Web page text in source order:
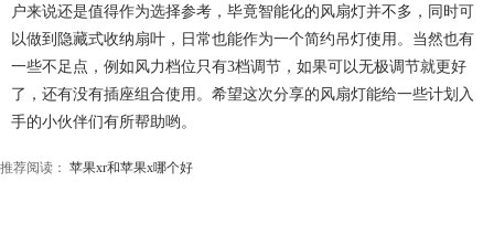
户来说还是值得作为选择参考，毕竟智能化的风扇灯并不多，同时可
以做到隐藏式收纳扇叶，日常也能作为一个简约吊灯使用。当然也有
一些不足点，例如风力档位只有3档调节，如果可以无极调节就更好
了，还有没有插座组合使用。希望这次分享的风扇灯能给一些计划入
手的小伙伴们有所帮助哟。
推荐阅读： 苹果xr和苹果x哪个好